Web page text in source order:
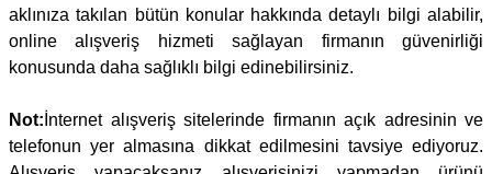
aklınıza takılan bütün konular hakkında detaylı bilgi alabilir,
online alışveriş hizmeti sağlayan firmanın güvenirliği
konusunda daha sağlıklı bilgi edinebilirsiniz.
Not: İnternet alışveriş sitelerinde firmanın açık adresinin ve
telefonun yer almasına dikkat edilmesini tavsiye ediyoruz.